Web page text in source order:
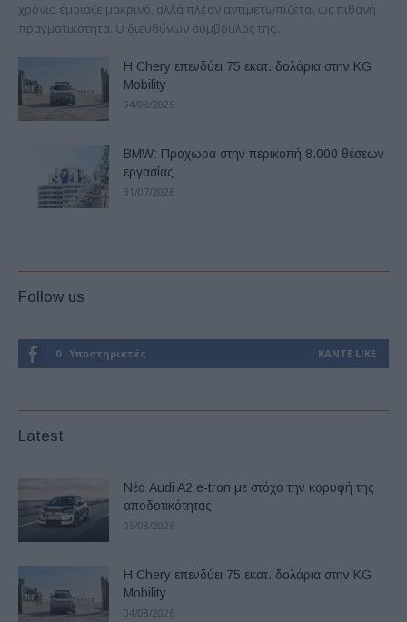
χρόνια έμοιαζε μακρινό, αλλά πλέον αντιμετωπίζεται ως πιθανή
πραγματικότητα. Ο διευθύνων σύμβουλος της...
Η Chery επενδύει 75 εκατ. δολάρια στην KG
Mobility
04/08/2026
BMW: Προχωρά στην περικοπή 8.000 θέσεων
εργασίας
31/07/2026
Follow us
0 Υποστηρικτές ΚΆΝΤΕ LIKE
Latest
Νέο Audi A2 e-tron με στόχο την κορυφή της
αποδοτικότητας
05/08/2026
Η Chery επενδύει 75 εκατ. δολάρια στην KG
Mobility
04/08/2026